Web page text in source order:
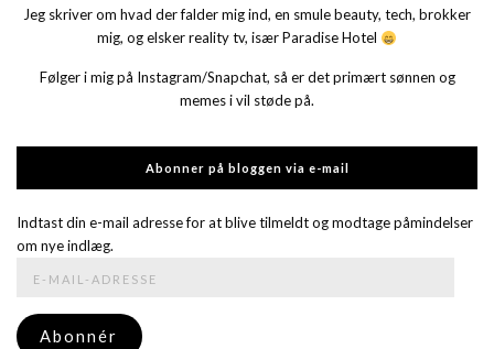
Jeg skriver om hvad der falder mig ind, en smule beauty, tech, brokker
mig, og elsker reality tv, især Paradise Hotel
Følger i mig på Instagram/Snapchat, så er det primært sønnen og
memes i vil støde på.
Abonner på bloggen via e-mail
Indtast din e-mail adresse for at blive tilmeldt og modtage påmindelser
om nye indlæg.
adresse
Abonnér